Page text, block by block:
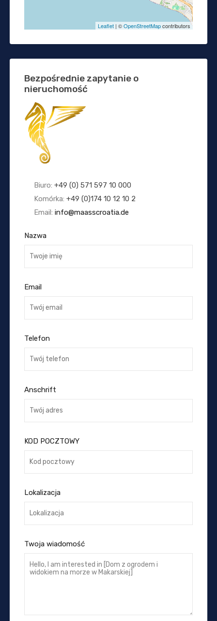
Leaflet | ©OpenStreetMapcontributors
Bezpośrednie zapytanie o
nieruchomość
Biuro: +49 (0) 571 597 10 000
Komórka: +49 (0)174 10 12 10 2
Email: info@maasscroatia.de
Nazwa
Email
Telefon
Anschrift
KOD POCZTOWY
Lokalizacja
Twoja wiadomość